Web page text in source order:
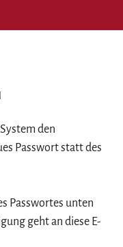
den
Passwort statt des
Passwortes unten
geht an diese E-